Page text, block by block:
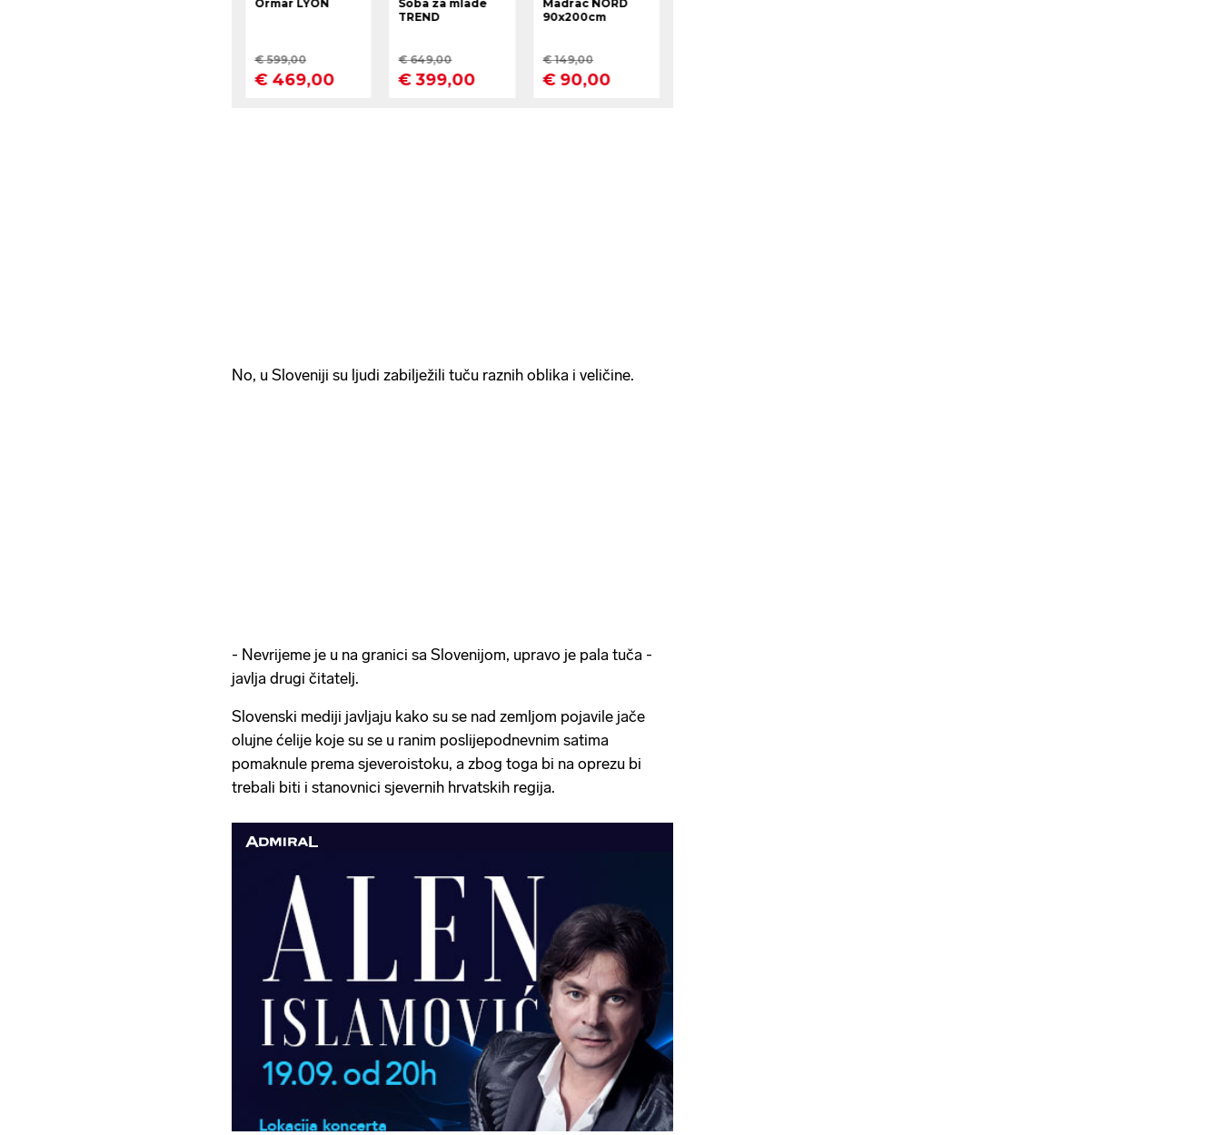
No, u Sloveniji su ljudi zabilježili tuču raznih oblika i veličine.
- Nevrijeme je u na granici sa Slovenijom, upravo je pala tuča -
javlja drugi čitatelj.
Slovenski mediji javljaju kako su se nad zemljom pojavile jače
olujne ćelije koje su se u ranim poslijepodnevnim satima
pomaknule prema sjeveroistoku, a zbog toga bi na oprezu bi
trebali biti i stanovnici sjevernih hrvatskih regija.